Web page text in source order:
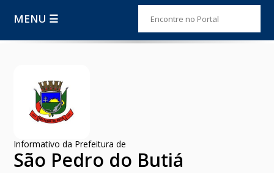
MENU ☰
Informativo da Prefeitura de
São Pedro do Butiá